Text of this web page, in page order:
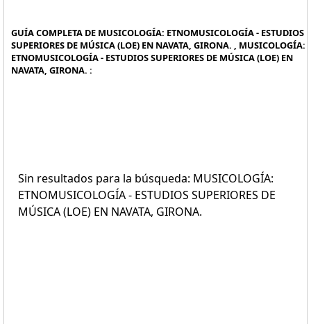
GUÍA COMPLETA DE MUSICOLOGÍA: ETNOMUSICOLOGÍA - ESTUDIOS
SUPERIORES DE MÚSICA (LOE) EN NAVATA, GIRONA. , MUSICOLOGÍA:
ETNOMUSICOLOGÍA - ESTUDIOS SUPERIORES DE MÚSICA (LOE) EN
NAVATA, GIRONA. :
Sin resultados para la búsqueda: MUSICOLOGÍA:
ETNOMUSICOLOGÍA - ESTUDIOS SUPERIORES DE
MÚSICA (LOE) EN NAVATA, GIRONA.